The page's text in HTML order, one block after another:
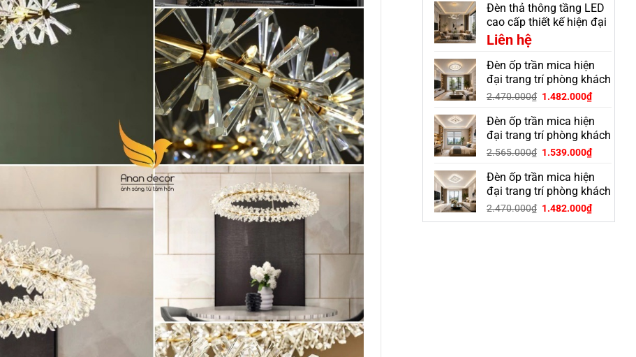
Đèn thả thông tầng LED
cao cấp thiết kế hiện đại
CDC-7299V
Liên hệ
Đèn ốp trần mica hiện
đại trang trí phòng khách
OGD-30S
2.470.000₫ Giá
là:
2.470.000₫.
1.482.000₫Giá
tại
là:
Đèn ốp trần mica hiện
đại trang trí phòng khách
OGD-23S
2.565.000₫ Giá
là:
2.565.000₫.
1.539.000₫Giá
tại
là:
Đèn ốp trần mica hiện
đại trang trí phòng khách
OGD-28S
2.470.000₫ Giá
gốc
1.482.000₫Giá
hiện